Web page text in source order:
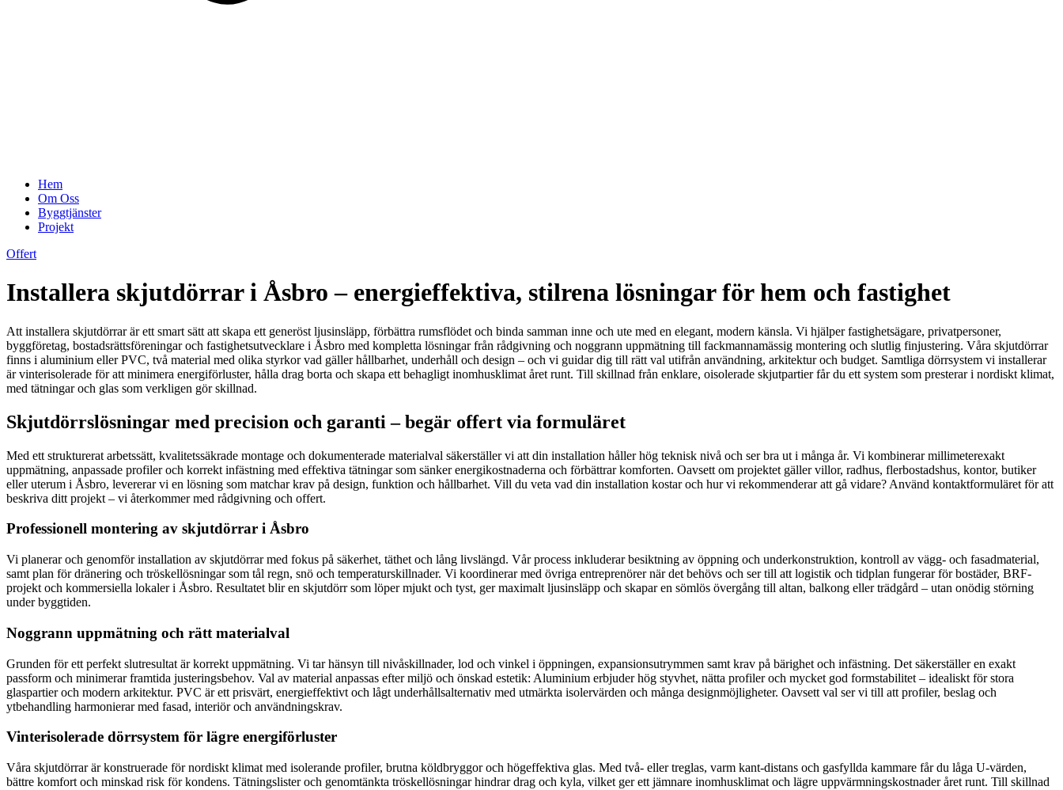
Hem
Om Oss
Byggtjänster
Projekt
Offert
Installera skjutdörrar i Åsbro – energieffektiva, stilrena lösningar för hem och fastighet
Att installera skjutdörrar är ett smart sätt att skapa ett generöst ljusinsläpp, förbättra rumsflödet och binda samman inne och ute med en elegant, modern känsla. Vi hjälper fastighetsägare, privatpersoner,
byggföretag, bostadsrättsföreningar och fastighetsutvecklare i Åsbro med kompletta lösningar från rådgivning och noggrann uppmätning till fackmannamässig montering och slutlig finjustering. Våra skjutdörrar
finns i aluminium eller PVC, två material med olika styrkor vad gäller hållbarhet, underhåll och design – och vi guidar dig till rätt val utifrån användning, arkitektur och budget. Samtliga dörrsystem vi installerar
är vinterisolerade för att minimera energiförluster, hålla drag borta och skapa ett behagligt inomhusklimat året runt. Till skillnad från enklare, oisolerade skjutpartier får du ett system som presterar i nordiskt klimat,
med tätningar och glas som verkligen gör skillnad.
Skjutdörrslösningar med precision och garanti – begär offert via formuläret
Med ett strukturerat arbetssätt, kvalitetssäkrade montage och dokumenterade materialval säkerställer vi att din installation håller hög teknisk nivå och ser bra ut i många år. Vi kombinerar millimeterexakt
uppmätning, anpassade profiler och korrekt infästning med effektiva tätningar som sänker energikostnaderna och förbättrar komforten. Oavsett om projektet gäller villor, radhus, flerbostadshus, kontor, butiker
eller uterum i Åsbro, levererar vi en lösning som matchar krav på design, funktion och hållbarhet. Vill du veta vad din installation kostar och hur vi rekommenderar att gå vidare? Använd kontaktformuläret för att
beskriva ditt projekt – vi återkommer med rådgivning och offert.
Professionell montering av skjutdörrar i Åsbro
Vi planerar och genomför installation av skjutdörrar med fokus på säkerhet, täthet och lång livslängd. Vår process inkluderar besiktning av öppning och underkonstruktion, kontroll av vägg- och fasadmaterial,
samt plan för dränering och tröskellösningar som tål regn, snö och temperaturskillnader. Vi koordinerar med övriga entreprenörer när det behövs och ser till att logistik och tidplan fungerar för bostäder, BRF-
projekt och kommersiella lokaler i Åsbro. Resultatet blir en skjutdörr som löper mjukt och tyst, ger maximalt ljusinsläpp och skapar en sömlös övergång till altan, balkong eller trädgård – utan onödig störning
under byggtiden.
Noggrann uppmätning och rätt materialval
Grunden för ett perfekt slutresultat är korrekt uppmätning. Vi tar hänsyn till nivåskillnader, lod och vinkel i öppningen, expansionsutrymmen samt krav på bärighet och infästning. Det säkerställer en exakt
passform och minimerar framtida justeringsbehov. Val av material anpassas efter miljö och önskad estetik: Aluminium erbjuder hög styvhet, nätta profiler och mycket god formstabilitet – idealiskt för stora
glaspartier och modern arkitektur. PVC är ett prisvärt, energieffektivt och lågt underhållsalternativ med utmärkta isolervärden och många designmöjligheter. Oavsett val ser vi till att profiler, beslag och
ytbehandling harmonierar med fasad, interiör och användningskrav.
Vinterisolerade dörrsystem för lägre energiförluster
Våra skjutdörrar är konstruerade för nordiskt klimat med isolerande profiler, brutna köldbryggor och högeffektiva glas. Med två- eller treglas, varm kant-distans och gasfyllda kammare får du låga U-värden,
bättre komfort och minskad risk för kondens. Tätningslister och genomtänkta tröskellösningar hindrar drag och kyla, vilket ger ett jämnare inomhusklimat och lägre uppvärmningskostnader året runt. Till skillnad